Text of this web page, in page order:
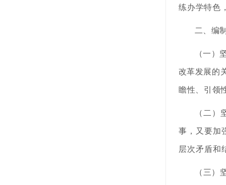
练办学特色
二、编
（一）
改革发展的
瞻性、引领
（二）
事，又要加
层次矛盾和
（三）